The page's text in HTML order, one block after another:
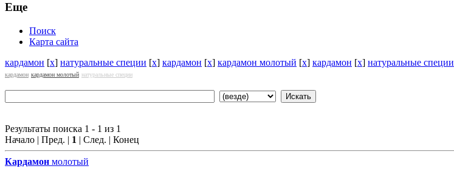
Еще
Поиск
Карта сайта
кардамон [x] натуральные специи [x] кардамон [x] кардамон молотый [x] кардамон [x] натуральные специи
кардамон кардамон молотый натуральные специи
Результаты поиска 1 - 1 из 1
Начало | Пред. | 1 | След. | Конец
Кардамон молотый